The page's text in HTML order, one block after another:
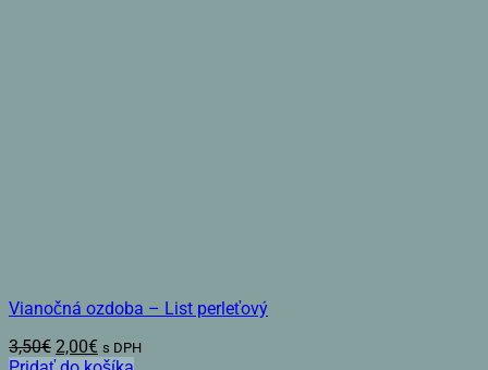
Vianočná ozdoba – List perleťový
3,50€ Pôvodná
2,00€Aktuálna
s DPH